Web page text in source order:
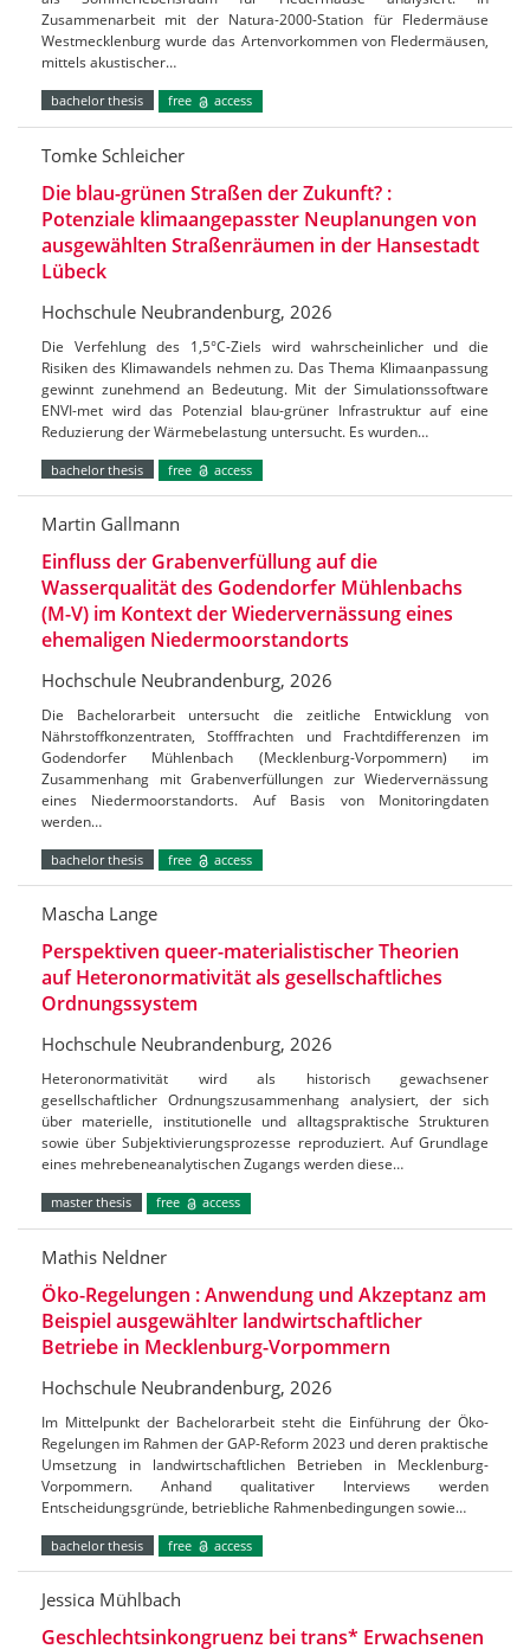
Zusammenarbeit mit der Natura-2000-Station für Fledermäuse
Westmecklenburg wurde das Artenvorkommen von Fledermäusen,
mittels akustischer…
bachelor thesis free access
Tomke Schleicher
Die blau-grünen Straßen der Zukunft? :
Potenziale klimaangepasster Neuplanungen von
ausgewählten Straßenräumen in der Hansestadt
Lübeck
Hochschule Neubrandenburg, 2026
Die Verfehlung des 1,5°C-Ziels wird wahrscheinlicher und die
Risiken des Klimawandels nehmen zu. Das Thema Klimaanpassung
gewinnt zunehmend an Bedeutung. Mit der Simulationssoftware
ENVI-met wird das Potenzial blau-grüner Infrastruktur auf eine
Reduzierung der Wärmebelastung untersucht. Es wurden…
bachelor thesis free access
Martin Gallmann
Einfluss der Grabenverfüllung auf die
Wasserqualität des Godendorfer Mühlenbachs
(M-V) im Kontext der Wiedervernässung eines
ehemaligen Niedermoorstandorts
Hochschule Neubrandenburg, 2026
Die Bachelorarbeit untersucht die zeitliche Entwicklung von
Nährstoffkonzentraten, Stofffrachten und Frachtdifferenzen im
Godendorfer Mühlenbach (Mecklenburg-Vorpommern) im
Zusammenhang mit Grabenverfüllungen zur Wiedervernässung
eines Niedermoorstandorts. Auf Basis von Monitoringdaten
werden…
bachelor thesis free access
Mascha Lange
Perspektiven queer-materialistischer Theorien
auf Heteronormativität als gesellschaftliches
Ordnungssystem
Hochschule Neubrandenburg, 2026
Heteronormativität wird als historisch gewachsener
gesellschaftlicher Ordnungszusammenhang analysiert, der sich
über materielle, institutionelle und alltagspraktische Strukturen
sowie über Subjektivierungsprozesse reproduziert. Auf Grundlage
eines mehrebeneanalytischen Zugangs werden diese…
master thesis free access
Mathis Neldner
Öko-Regelungen : Anwendung und Akzeptanz am
Beispiel ausgewählter landwirtschaftlicher
Betriebe in Mecklenburg-Vorpommern
Hochschule Neubrandenburg, 2026
Im Mittelpunkt der Bachelorarbeit steht die Einführung der Öko-
Regelungen im Rahmen der GAP-Reform 2023 und deren praktische
Umsetzung in landwirtschaftlichen Betrieben in Mecklenburg-
Vorpommern. Anhand qualitativer Interviews werden
Entscheidungsgründe, betriebliche Rahmenbedingungen sowie…
bachelor thesis free access
Jessica Mühlbach
Geschlechtsinkongruenz bei trans* Erwachsenen